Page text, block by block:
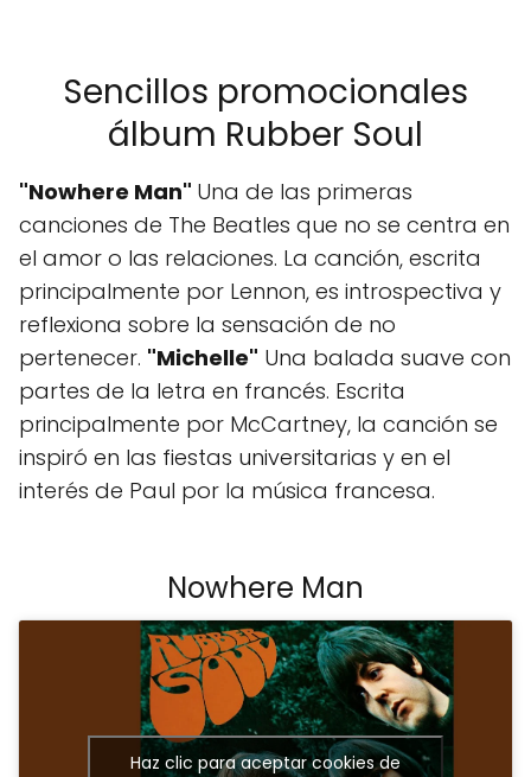
Sencillos promocionales
álbum Rubber Soul
"Nowhere Man" Una de las primeras
canciones de The Beatles que no se centra en
el amor o las relaciones. La canción, escrita
principalmente por Lennon, es introspectiva y
reflexiona sobre la sensación de no
pertenecer. "Michelle" Una balada suave con
partes de la letra en francés. Escrita
principalmente por McCartney, la canción se
inspiró en las fiestas universitarias y en el
interés de Paul por la música francesa.
Nowhere Man
Haz clic para aceptar cookies de